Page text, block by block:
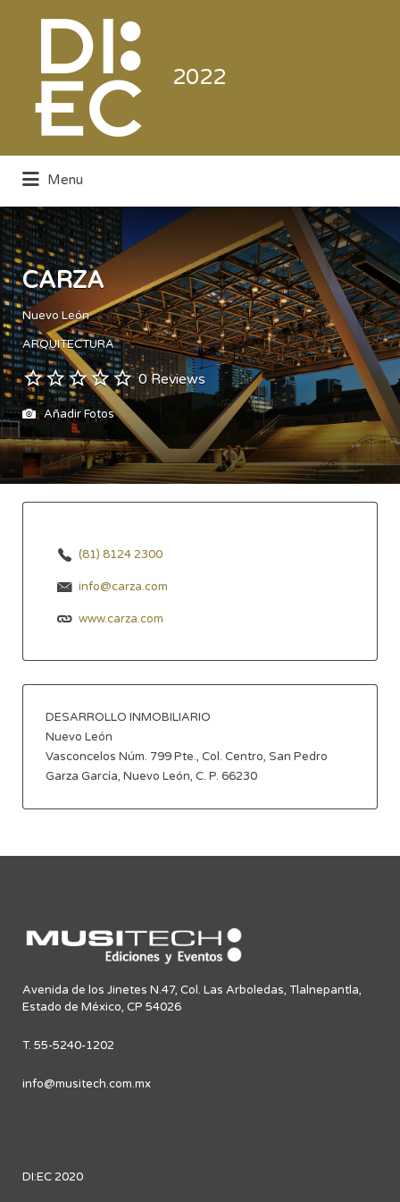
2022
Electrónica de Consumo y Comercial
Buscar
Menu
CARZA
Nuevo León
ARQUITECTURA
0 Reviews
Añadir Fotos
(81) 8124 2300
info@carza.com
www.carza.com
DESARROLLO INMOBILIARIO
Nuevo León
Vasconcelos Núm. 799 Pte., Col. Centro, San Pedro
Garza García, Nuevo León, C. P. 66230
Avenida de los Jinetes N.47, Col. Las Arboledas, Tlalnepantla,
Estado de México, CP 54026
T. 55-5240-1202
info@musitech.com.mx
DI:EC 2020